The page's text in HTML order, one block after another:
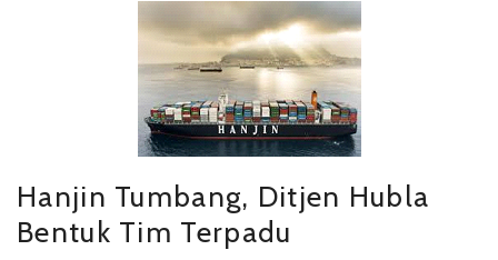
Hanjin Tumbang, Ditjen Hubla
Bentuk Tim Terpadu